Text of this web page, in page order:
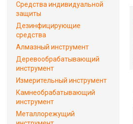
Средства индивидуальной
защиты
Дезинфицирующие
средства
Алмазный инструмент
Деревообрабатывающий
инструмент
Измерительный инструмент
Камнеобрабатывающий
инструмент
Металлорежущий